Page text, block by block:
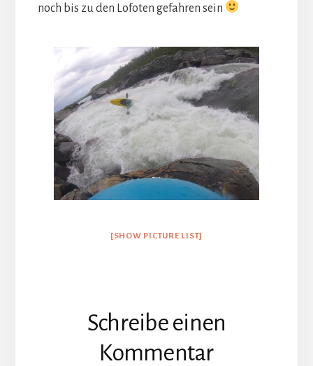
noch bis zu den Lofoten gefahren sein
[SHOW PICTURE LIST]
Interaktionen
Schreibe einen
Kommentar